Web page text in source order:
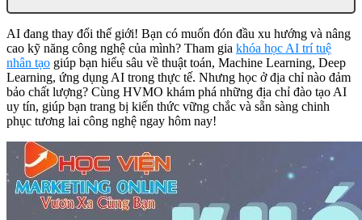
AI đang thay đổi thế giới! Bạn có muốn đón đầu xu hướng và nâng
cao kỹ năng công nghệ của mình? Tham gia khóa học AI trí tuệ
nhân tạo giúp bạn hiểu sâu về thuật toán, Machine Learning, Deep
Learning, ứng dụng AI trong thực tế. Nhưng học ở địa chỉ nào đảm
bảo chất lượng? Cùng HVMO khám phá những địa chỉ đào tạo AI
uy tín, giúp bạn trang bị kiến thức vững chắc và sẵn sàng chinh
phục tương lai công nghệ ngay hôm nay!